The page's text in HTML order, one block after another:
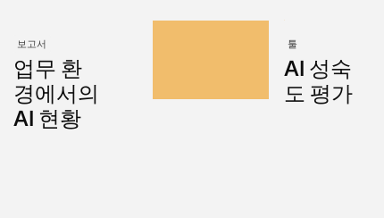
보고서
업무 환
경에서의
AI 현황
툴
AI 성숙
도 평가